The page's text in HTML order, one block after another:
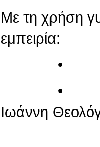
Με τη χρήση
εμπειρία:
• Να
• Να
Ιωάννη